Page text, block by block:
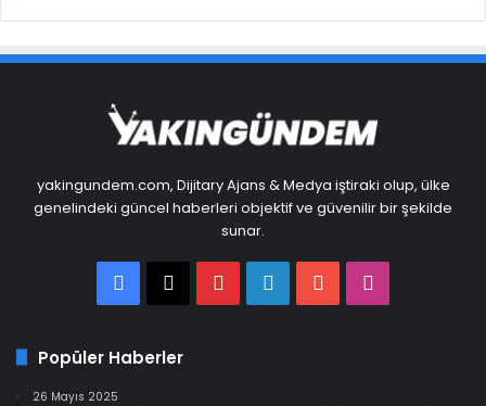
yakingundem.com, Dijitary Ajans & Medya iştiraki olup, ülke
genelindeki güncel haberleri objektif ve güvenilir bir şekilde
sunar.
Facebook
X PinterestLinkedInYouTube
Popüler Haberler
26 Mayıs 2025